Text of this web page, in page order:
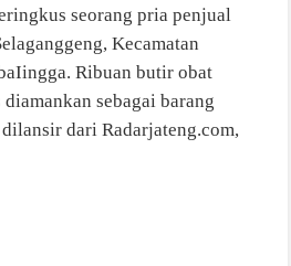
seorang pria penjual
Kecamatan
Ribuan butir obat
sebagai barang
dari Radarjateng.com,